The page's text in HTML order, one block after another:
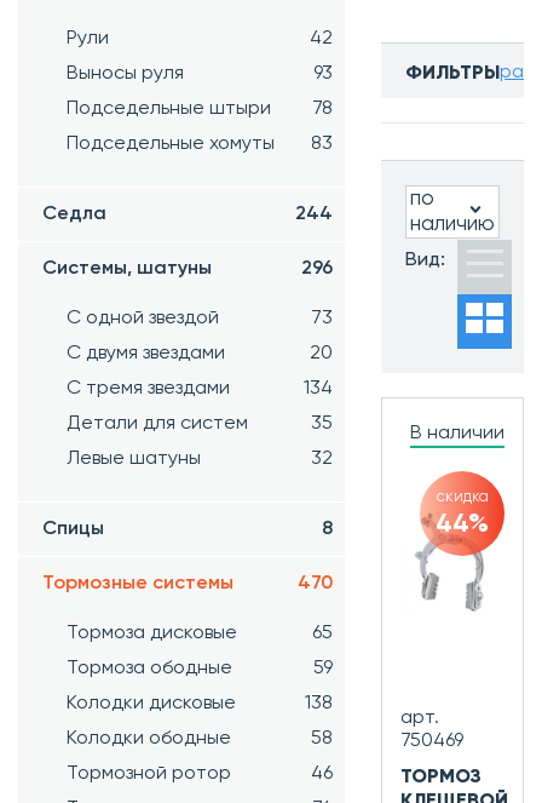
Рули
42
Выносы руля
93
Подседельные штыри
78
Подседельные хомуты
83
Седла 244
Системы, шатуны 296
С одной звездой
73
С двумя звездами
20
С тремя звездами
134
Детали для систем
35
Левые шатуны
32
Спицы 8
Тормозные системы 470
Тормоза дисковые
65
Тормоза ободные
59
Колодки дисковые
138
Колодки ободные
58
Тормозной ротор
46
ФИЛЬТРЫ
Часто ищут:
Новинки
продаж
Распродажа
по
наличию
Вид:
В наличии
скидка
44%
арт.
750469
ТОРМОЗ